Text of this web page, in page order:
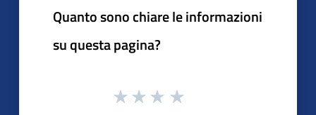
Quanto sono chiare le informazioni
su questa pagina?